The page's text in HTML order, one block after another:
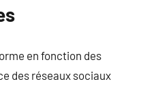
en fonction des
des réseaux sociaux